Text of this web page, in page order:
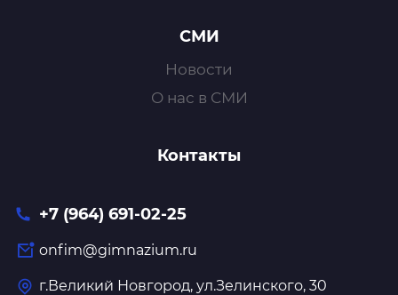
СМИ
Новости
О нас в СМИ
Контакты
+7 (964) 691-02-25
onfim@gimnazium.ru
г.Великий Новгород, ул.Зелинского, 30